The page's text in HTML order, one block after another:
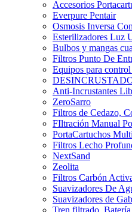
Accesorios
Everpure Pentair
Osmosis Inversa
Esterilizadores Luz
Bulbos y mangas
Filtros Punto De
Equipos para
Anti-Incrustantes
ZeroSarro
Filtros de Cedazo,
FIltración Manual
PortaCartuchos
Filtros Lecho
NextSand
Zeolita
Filtros Carbón
Suavizadores De
Suavizadores de
Tren filtrado,